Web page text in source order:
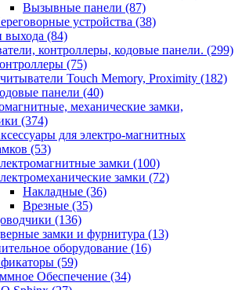
Вызывные панели (87)
устройства (38)
выхода (84)
контроллеры, кодовые панели. (299)
(75)
Touch Memory, Proximity (182)
панели (40)
механические замки,
(374)
для электро-магнитных
(53)
замки (100)
замки (72)
Накладные (36)
Врезные (35)
(136)
замки и фурнитура (13)
оборудование (16)
(59)
Обеспечение (34)